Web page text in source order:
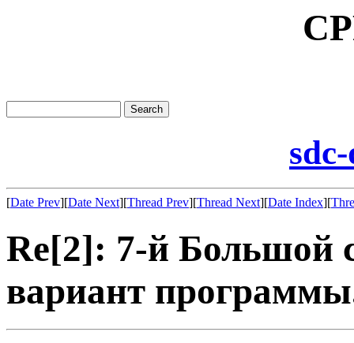
[Date Prev][Date Next][Thread Prev][Thread Next][Date Index][
Re[2]: 7-й Большой
вариант